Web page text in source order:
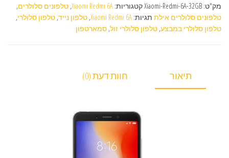
מק"ט: Xiaomi-Redmi-6A-32GBקטגוריות: Xiaomi Redmi 6A
, טלפונים סלולרים,
טלפונים סלולרים אילת תגיות: Xiaomi Redmi 6A
, טלפון נייד, טלפון סלולרי,
טלפון סלולרי במבצע, טלפון סלולרי זול, סמארטפון
תיאור חוות דעת (0)